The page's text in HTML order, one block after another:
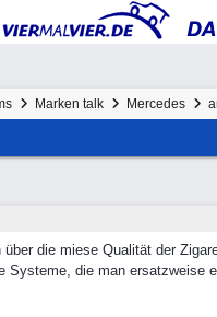
Marken talk Mercedes
über die miese Qualität der
Systeme, die man ersatzweise